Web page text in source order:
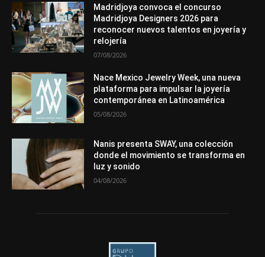
Mundo Técnico
Novedades Opiniones
Perspectiva
Premios
Secciones Sin categoría
Más
Madridjoya convoca el concurso
Madridjoya Designers 2026 para
reconocer nuevos talentos en joyería y
relojería
07/08/2026
Nace Mexico Jewelry Week, una nueva
plataforma para impulsar la joyería
contemporánea en Latinoamérica
05/08/2026
Nanis presenta SWAY, una colección
donde el movimiento se transforma en
luz y sonido
04/08/2026